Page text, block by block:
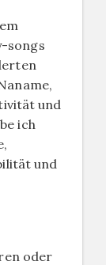
songs
und
ich
und
oder